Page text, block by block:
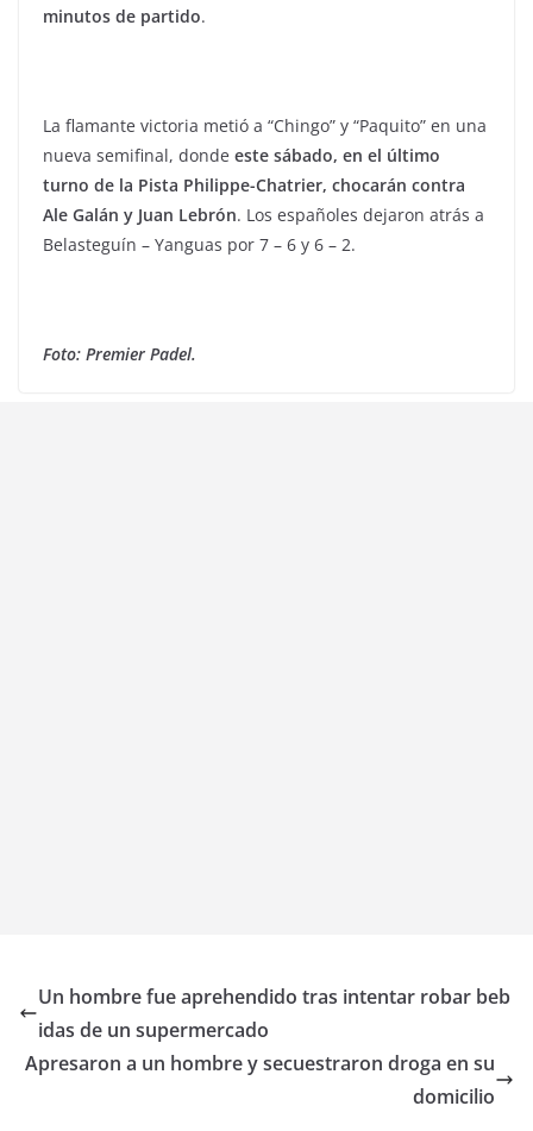
minutos de partido.
La flamante victoria metió a “Chingo” y “Paquito” en una
nueva semifinal, donde este sábado, en el último
turno de la Pista Philippe-Chatrier, chocarán contra
Ale Galán y Juan Lebrón. Los españoles dejaron atrás a
Belasteguín – Yanguas por 7 – 6 y 6 – 2.
Foto: Premier Padel.
Un hombre fue aprehendido tras intentar robar beb
idas de un supermercado
Apresaron a un hombre y secuestraron droga en su
domicilio